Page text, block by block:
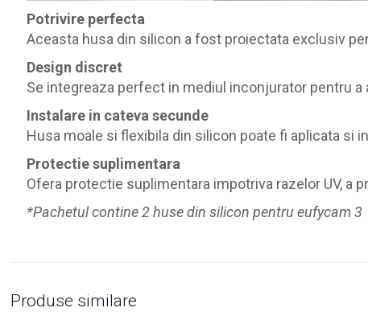
Potrivire perfecta
Aceasta husa din silicon a fost proiectata exclusiv
Design discret
Se integreaza perfect in mediul inconjurator pentru
Instalare in cateva secunde
Husa moale si flexibila din silicon poate fi aplicata si
Protectie suplimentara
Ofera protectie suplimentara impotriva razelor UV, a
*Pachetul contine 2 huse din silicon pentru eufycam 3
Produse similare